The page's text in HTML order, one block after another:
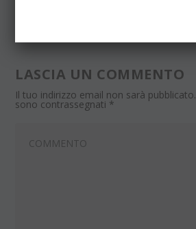
LASCIA UN COMMENTO
Il tuo indirizzo email non sarà pubblicato.
sono contrassegnati *